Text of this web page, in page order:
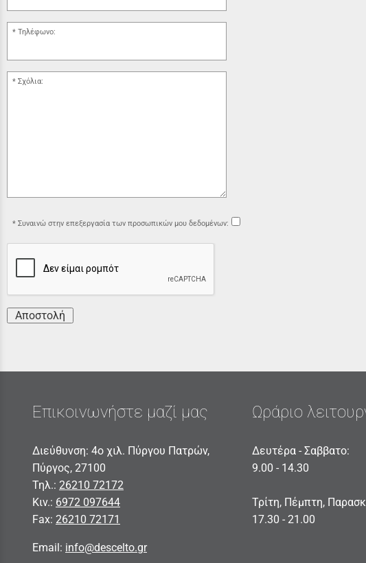
Τηλέφωνο:
Σχόλια:
Συναινώ στην επεξεργασία των προσωπικών μου δεδομένων:
Αποστολή
Επικοινωνήστε μαζί μας
Διεύθυνση: 4ο χιλ. Πύργου Πατρών,
Πύργος, 27100
Τηλ.: 26210 72172
Κιν.: 6972 097644
Fax: 26210 72171
Email: info@descelto.gr
Ωράριο
Δευτέρα - Σαββατο:
9.00 - 14.30
Τρίτη, Πέμπτη,
17.30 - 21.00